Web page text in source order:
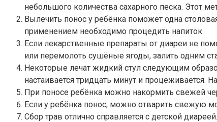
небольшого количества сахарного песка. Этот
Вылечить понос у ребёнка поможет одна
применением необходимо процедить напиток.
Если лекарственные препараты от диареи не
или перемолоть сушёные ягоды, залить одним
Некоторые лечат жидкий стул следующим
настаивается тридцать минут и процеживается.
При поносе ребёнка можно накормить свежей
Если у ребёнка понос, можно отварить свежую
Сбор трав отлично справляется с детской